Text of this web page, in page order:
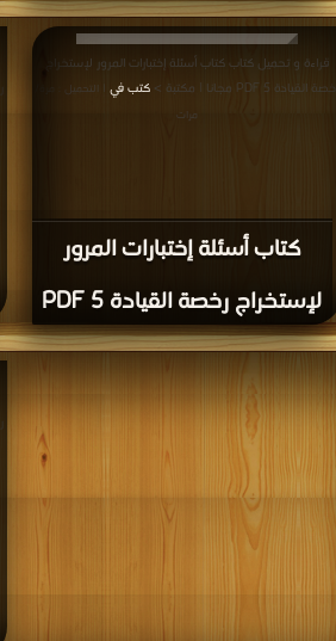
كتاب أسئلة إختبارات المرور
لإستخراج رخصة القيادة 5 PDF
قراءة و تحميل كتاب كتاب أسئلة إختبارات المرور لإستخراج
رخصة القيادة 5 PDF مجانا | مكتبة >
كتب في
| التحميل : مرة/
مرات